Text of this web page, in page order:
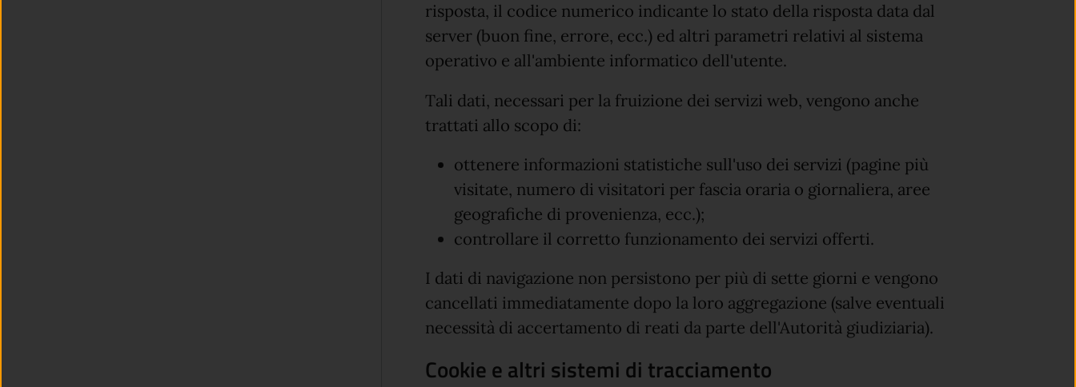
risposta, il codice numerico indicante lo stato della risposta data dal
server (buon fine, errore, ecc.) ed altri parametri relativi al sistema
operativo e all'ambiente informatico dell'utente.
Tali dati, necessari per la fruizione dei servizi web, vengono anche
trattati allo scopo di:
ottenere informazioni statistiche sull'uso dei servizi (pagine più
visitate, numero di visitatori per fascia oraria o giornaliera, aree
geografiche di provenienza, ecc.);
controllare il corretto funzionamento dei servizi offerti.
I dati di navigazione non persistono per più di sette giorni e vengono
cancellati immediatamente dopo la loro aggregazione (salve eventuali
necessità di accertamento di reati da parte dell'Autorità giudiziaria).
Cookie e altri sistemi di tracciamento